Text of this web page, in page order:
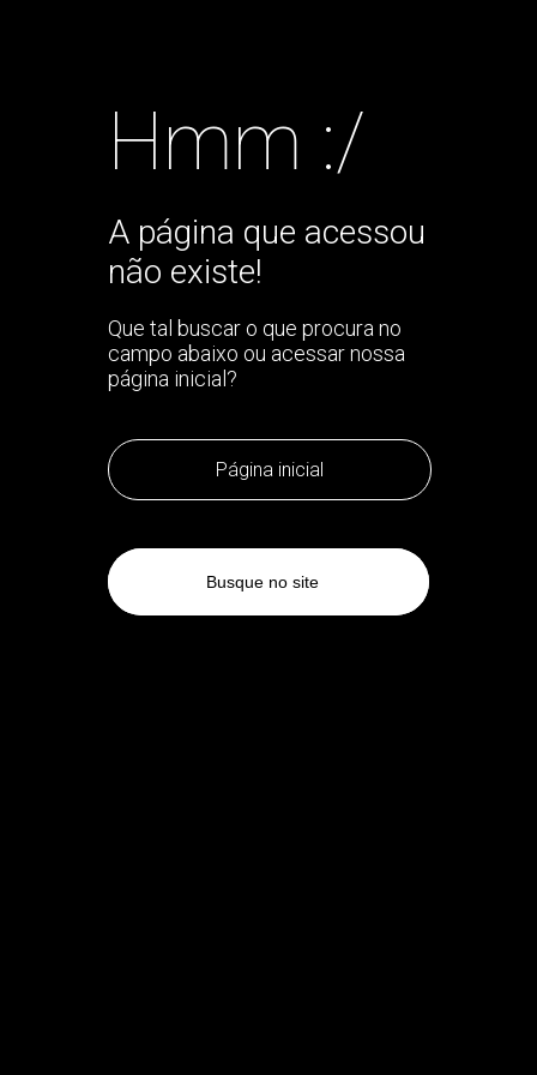
Hmm :/
A página que acessou
não existe!
Que tal buscar o que procura no
campo abaixo ou acessar nossa
página inicial?
Página inicial